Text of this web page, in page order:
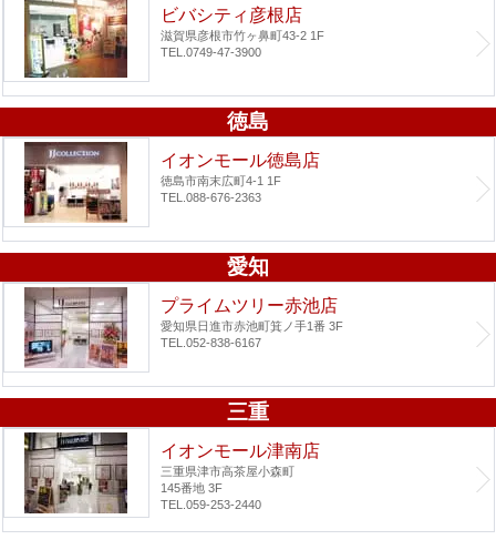
ビバシティ彦根店
滋賀県彦根市竹ヶ鼻町43-2 1F
TEL.0749-47-3900
徳島
イオンモール徳島店
徳島市南末広町4-1 1F
TEL.088-676-2363
愛知
プライムツリー赤池店
愛知県日進市赤池町箕ノ手1番 3F
TEL.052-838-6167
三重
イオンモール津南店
三重県津市高茶屋小森町
145番地 3F
TEL.059-253-2440